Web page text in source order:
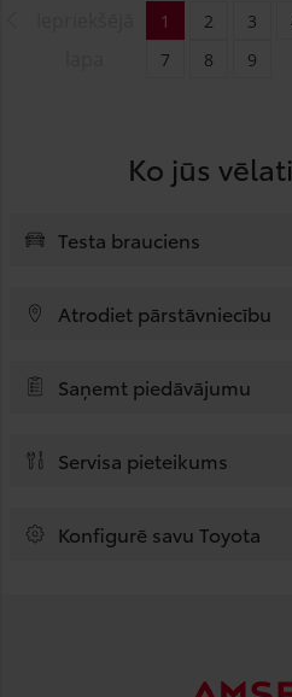
1 2 3
7
8 9
Ko jūs
Testa brauciens
Atrodiet pārstāvniecību
Saņemt piedāvājumu
Servisa pieteikums
Konfigurē savu Toyota